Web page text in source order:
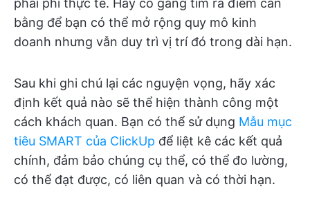
phải phi thực tế. Hãy cố gắng tìm ra điểm cân
bằng để bạn có thể mở rộng quy mô kinh
doanh nhưng vẫn duy trì vị trí đó trong dài hạn.
Sau khi ghi chú lại các nguyện vọng, hãy xác
định kết quả nào sẽ thể hiện thành công một
cách khách quan. Bạn có thể sử dụng Mẫu mục
tiêu SMART của ClickUp để liệt kê các kết quả
chính, đảm bảo chúng cụ thể, có thể đo lường,
có thể đạt được, có liên quan và có thời hạn.